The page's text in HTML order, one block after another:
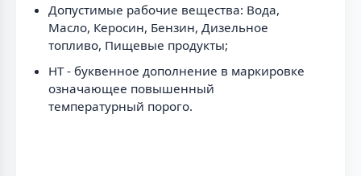
Допустимые рабочие вещества: Вода,
Масло, Керосин, Бензин, Дизельное
топливо, Пищевые продукты;
HT - буквенное дополнение в маркировке
означающее повышенный
температурный порого.